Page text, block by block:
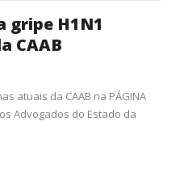
gripe H1N1
CAAB
atuais da CAAB na PÁGINA
Advogados do Estado da